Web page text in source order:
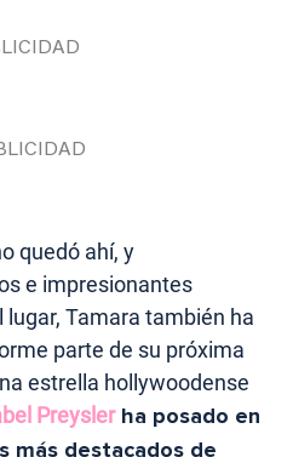
quedó ahí, y
e impresionantes
Tamara también ha
parte de su próxima
estrella hollywoodense
Preyslerha posado en
más destacados de